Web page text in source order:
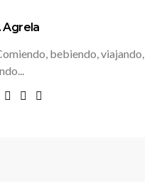
Agrela
bebiendo, viajando,